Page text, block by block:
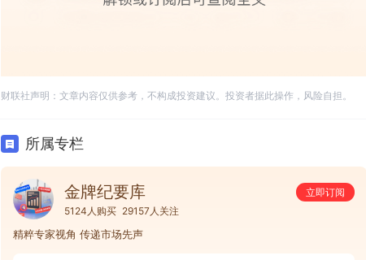
财联社声明：文章内容仅供参考，不构成投资建议。投资者据此操作，风险自担。
所属专栏
金牌纪要库
立即订阅
5124人购买 29157人关注
精粹专家视角 传递市场先声